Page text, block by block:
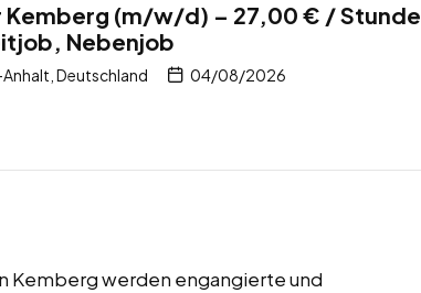
Kemberg (m/w/d) – 27,00 € / Stunde
Nebenjob
Deutschland 04/08/2026
Kemberg werden engangierte und